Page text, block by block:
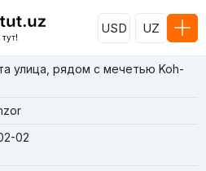
USD UZ
улица, рядом с мечетью Koh-
02